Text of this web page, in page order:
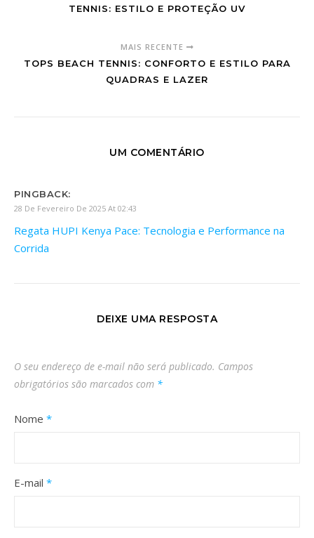
TENNIS: ESTILO E PROTEÇÃO UV
MAIS RECENTE
TOPS BEACH TENNIS: CONFORTO E ESTILO PARA
QUADRAS E LAZER
UM COMENTÁRIO
PINGBACK:
28 De Fevereiro De 2025 At 02:43
Regata HUPI Kenya Pace: Tecnologia e Performance na
Corrida
DEIXE UMA RESPOSTA
O seu endereço de e-mail não será publicado. Campos
obrigatórios são marcados com *
Nome *
E-mail *